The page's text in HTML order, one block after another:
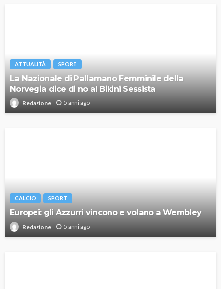
ATTUALITÀ SPORT
La Nazionale di Pallamano Femminile della
Norvegia dice di no al Bikini Sessista
Redazione 5 anni ago
CALCIO SPORT
Europei: gli Azzurri vincono e volano a Wembley
Redazione 5 anni ago